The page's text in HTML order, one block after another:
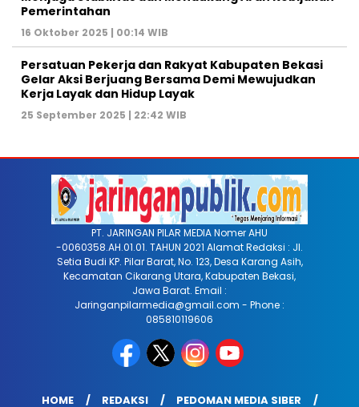
Pemerintahan
16 Oktober 2025 | 00:14 WIB
Persatuan Pekerja dan Rakyat Kabupaten Bekasi
Gelar Aksi Berjuang Bersama Demi Mewujudkan
Kerja Layak dan Hidup Layak
25 September 2025 | 22:42 WIB
PT. JARINGAN PILAR MEDIA Nomer AHU
-0060358.AH.01.01. TAHUN 2021 Alamat Redaksi : Jl.
Setia Budi KP. Pilar Barat, No. 123, Desa Karang Asih,
Kecamatan Cikarang Utara, Kabupaten Bekasi,
Jawa Barat. Email :
Jaringanpilarmedia@gmail.com - Phone :
085810119606
HOME REDAKSI PEDOMAN MEDIA SIBER